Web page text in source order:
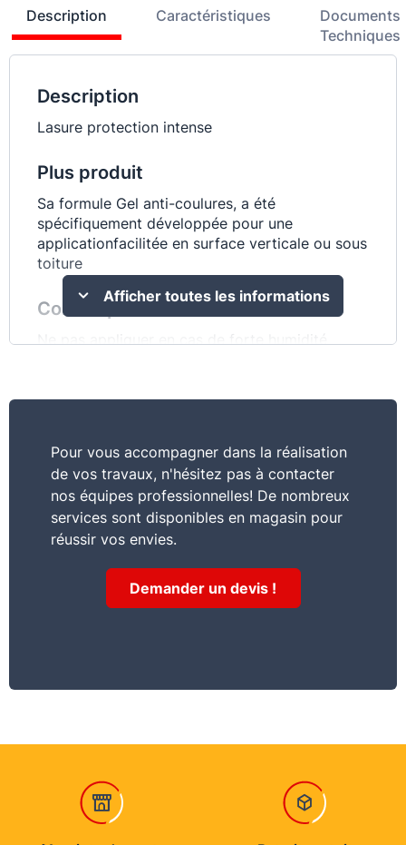
Description Caractéristiques
Documents
Techniques
Description
Lasure protection intense
Plus produit
Sa formule Gel anti-coulures, a été
spécifiquement développée pour une
applicationfacilitée en surface verticale ou sous
toiture
Conseil pro
Ne pas appliquer en cas de forte humidité
Caractéristiques
Bonne prise au pinceau - Texture gel sans
coulures
Commentaire
pour les bois extérieurs
Conservation stockage
Conserver dans son emballage hermétique
d’origine : 5°C < T°C < 35°C
Afficher toutes les informations
Pour vous accompagner dans la réalisation
de vos travaux, n'hésitez pas à contacter
nos équipes professionnelles! De nombreux
services sont disponibles en magasin pour
réussir vos envies.
Demander un devis !